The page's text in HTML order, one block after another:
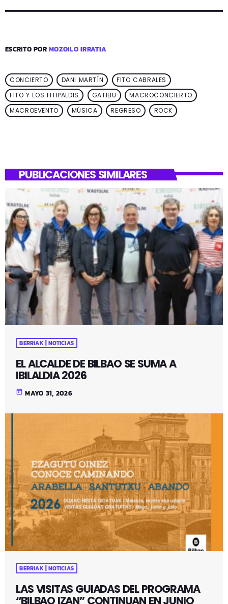
ESCRITO PORMOZOILO IRRATIA
CONCIERTO DANI MARTÍN
FITO CABRALES
FITO Y LOS FITIPALDIS
GATIBU
MACROCONCIERTO
MACROEVENTO
MÚSICA REGRESO ROCK
PUBLICACIONES SIMILARES
BERRIAK | NOTICIAS
EL ALCALDE DE BILBAO SE SUMA A
IBILALDIA 2026
today MAYO 31, 2026
BERRIAK | NOTICIAS
LAS VISITAS GUIADAS DEL PROGRAMA
“BILBAO IZAN” CONTINUAN EN JUNIO